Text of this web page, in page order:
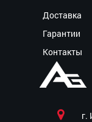
Доставка
Гарантии
Контакты
г.